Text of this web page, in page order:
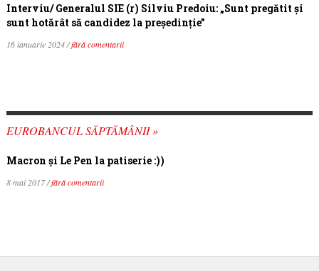
Interviu/ Generalul SIE (r) Silviu Predoiu: „Sunt pregătit și
sunt hotărât să candidez la președinție”
16 ianuarie 2024 /fără comentarii
EUROBANCUL SĂPTĂMÂNII »
Macron şi Le Pen la patiserie :))
8 mai 2017 /fără comentarii